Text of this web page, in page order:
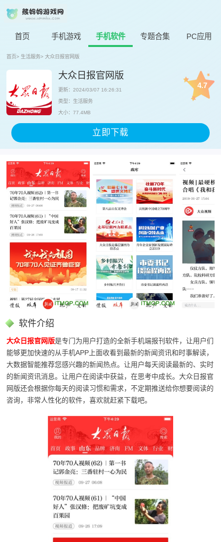
首页 手机游戏 手机软件 专题合集 PC应用
首页> 生活服务> 大众日报官网版
大众日报官网版
更新：2024/03/07 16:26:31
类型：生活服务
大小：77.4MB
4.7
立即下载
软件介绍
大众日报官网版是专门为用户打造的全新手机端报刊软件，让用户们
能够更加快速的从手机APP上面收看到最新的新闻资讯和时事解读，
大数据智能推荐您感兴趣的新闻热点。让用户每天阅读最新的、实时
的新闻资讯消息。让用户在阅读中获益，在思考中成长。大众日报官
网版还会根据你每天的阅读习惯和需求，不定期推送给你想要阅读的
咨询，非常人性化的软件，喜欢就赶紧下载吧。